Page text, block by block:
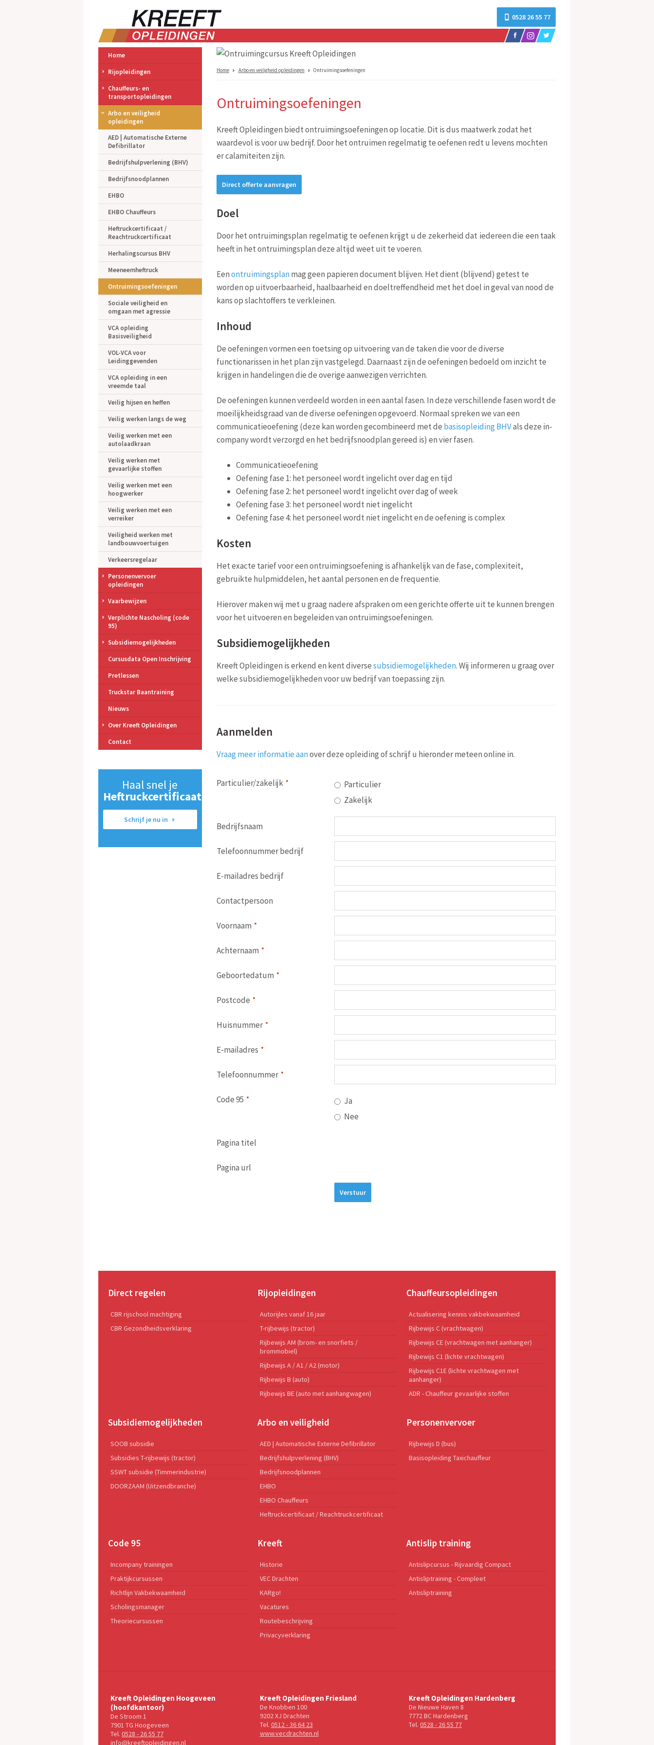
0528 26 55 77
Home Arbo en veiligheid opleidingen Ontruimingsoefeningen
Ontruimingsoefeningen
Kreeft Opleidingen biedt ontruimingsoefeningen op locatie. Dit is dus maatwerk zodat het
waardevol is voor uw bedrijf. Door het ontruimen regelmatig te oefenen redt u levens mochten
er calamiteiten zijn.
Direct offerte aanvragen
Doel
Door het ontruimingsplan regelmatig te oefenen krijgt u de zekerheid dat iedereen die een taak
heeft in het ontruimingsplan deze altijd weet uit te voeren.
Eenontruimingsplanmag geen papieren document blijven. Het dient (blijvend) getest te
worden op uitvoerbaarheid, haalbaarheid en doeltreffendheid met het doel in geval van nood de
kans op slachtoffers te verkleinen.
Inhoud
De oefeningen vormen een toetsing op uitvoering van de taken die voor de diverse
functionarissen in het plan zijn vastgelegd. Daarnaast zijn de oefeningen bedoeld om inzicht te
krijgen in handelingen die de overige aanwezigen verrichten.
De oefeningen kunnen verdeeld worden in een aantal fasen. In deze verschillende fasen wordt de
moeilijkheidsgraad van de diverse oefeningen opgevoerd. Normaal spreken we van een
communicatieoefening (deze kan worden gecombineerd met de basisopleiding BHVals deze in-
company wordt verzorgd en het bedrijfsnoodplan gereed is) en vier fasen.
Communicatieoefening
Oefening fase 1: het personeel wordt ingelicht over dag en tijd
Oefening fase 2: het personeel wordt ingelicht over dag of week
Oefening fase 3: het personeel wordt niet ingelicht
Oefening fase 4: het personeel wordt niet ingelicht en de oefening is complex
Kosten
Het exacte tarief voor een ontruimingsoefening is afhankelijk van de fase, complexiteit,
gebruikte hulpmiddelen, het aantal personen en de frequentie.
Hierover maken wij met u graag nadere afspraken om een gerichte offerte uit te kunnen brengen
voor het uitvoeren en begeleiden van ontruimingsoefeningen.
Subsidiemogelijkheden
Kreeft Opleidingen is erkend en kent diversesubsidiemogelijkheden. Wij informeren u graag over
welke subsidiemogelijkheden voor uw bedrijf van toepassing zijn.
Aanmelden
Vraag meer informatie aanover deze opleiding of schrijf u hieronder meteen online in.
Particulier/zakelijk
Particulier
Zakelijk
Bedrijfsnaam
Telefoonnummer bedrijf
E-mailadres bedrijf
Contactpersoon
Voornaam
Achternaam
Geboortedatum
Postcode
Huisnummer
E-mailadres
Telefoonnummer
Code 95
Ja
Nee
Pagina titel
Pagina url
Verstuur
Home
Rijopleidingen
Chauffeurs- en
transportopleidingen
Arbo en veiligheid
opleidingen
AED | Automatische Externe
Defibrillator
Bedrijfshulpverlening (BHV)
Bedrijfsnoodplannen
EHBO
EHBO Chauffeurs
Heftruckcertificaat /
Reachtruckcertificaat
Herhalingscursus BHV
Meeneemheftruck
Ontruimingsoefeningen
Sociale veiligheid en
omgaan met agressie
VCA opleiding
Basisveiligheid
VOL-VCA voor
Leidinggevenden
VCA opleiding in een
vreemde taal
Veilig hijsen en heffen
Veilig werken langs de weg
Veilig werken met een
autolaadkraan
Veilig werken met
gevaarlijke stoffen
Veilig werken met een
hoogwerker
Veilig werken met een
verreiker
Veiligheid werken met
landbouwvoertuigen
Verkeersregelaar
Personenvervoer
opleidingen
Vaarbewijzen
Verplichte Nascholing (code
95)
Subsidiemogelijkheden
Cursusdata Open Inschrijving
Pretlessen
Truckstar Baantraining
Nieuws
Over Kreeft Opleidingen
Contact
Haal snel je
Heftruckcertificaat
Schrijf je nu in
Direct regelen
CBR rijschool machtiging
CBR Gezondheidsverklaring
Rijopleidingen
Autorijles vanaf 16 jaar
T-rijbewijs (tractor)
Rijbewijs AM (brom- en snorfiets /
brommobiel)
Rijbewijs A / A1 / A2 (motor)
Rijbewijs B (auto)
Rijbewijs BE (auto met aanhangwagen)
Chauffeursopleidingen
Actualisering kennis vakbekwaamheid
Rijbewijs C (vrachtwagen)
Rijbewijs CE (vrachtwagen met aanhanger)
Rijbewijs C1 (lichte vrachtwagen)
Rijbewijs C1E (lichte vrachtwagen met
aanhanger)
ADR - Chauffeur gevaarlijke stoffen
Subsidiemogelijkheden
SOOB subsidie
Subsidies T-rijbewijs (tractor)
SSWT subsidie (Timmerindustrie)
DOORZAAM (Uitzendbranche)
Arbo en veiligheid
AED | Automatische Externe Defibrillator
Bedrijfshulpverlening (BHV)
Bedrijfsnoodplannen
EHBO
EHBO Chauffeurs
Heftruckcertificaat / Reachtruckcertificaat
Personenvervoer
Rijbewijs D (bus)
Basisopleiding Taxichauffeur
Code 95
Incompany trainingen
Praktijkcursussen
Richtlijn Vakbekwaamheid
Scholingsmanager
Theoriecursussen
Kreeft
Historie
VEC Drachten
KARgo!
Vacatures
Routebeschrijving
Privacyverklaring
Antislip training
Antislipcursus - Rijvaardig Compact
Antisliptraining - Compleet
Antisliptraining
Kreeft Opleidingen Hoogeveen
(hoofdkantoor)
De Stroom 1
7901 TG Hoogeveen
Tel. 0528 - 26 55 77
info@kreeftopleidingen.nl
Kreeft Opleidingen Friesland
De Knobben 100
9202 XJ Drachten
Tel. 0512 - 36 64 23
www.vecdrachten.nl
Kreeft Opleidingen Hardenberg
De Nieuwe Haven 8
7772 BC Hardenberg
Tel.0528 - 26 55 77